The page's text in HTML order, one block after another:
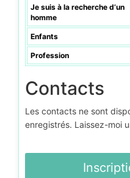
Je suis à la recherche d’un
homme
Enfants
Profession
Contacts
Les contacts ne sont
enregistrés. Laissez-moi